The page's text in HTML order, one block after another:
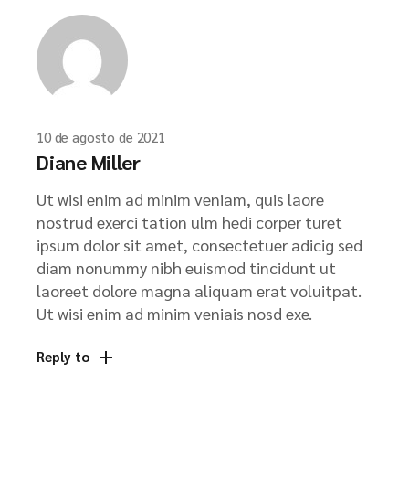
10 de agosto de 2021
Diane Miller
Ut wisi enim ad minim veniam, quis laore
nostrud exerci tation ulm hedi corper turet
ipsum dolor sit amet, consectetuer adicig sed
diam nonummy nibh euismod tincidunt ut
laoreet dolore magna aliquam erat voluitpat.
Ut wisi enim ad minim veniais nosd exe.
Reply to